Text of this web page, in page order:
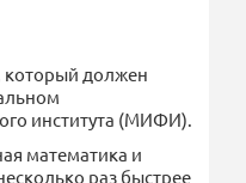
который должен
института (МИФИ).
математика и
раз быстрее